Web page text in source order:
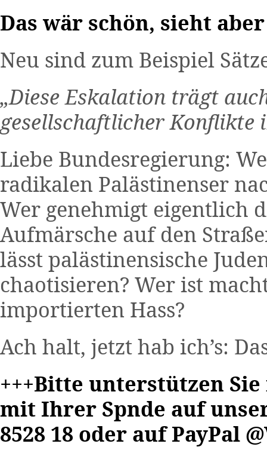
Das wär schön, sieht
Neu sind zum Beispiel
„Diese Eskalation trägt
gesellschaftlicher Konflikte
Liebe Bundesregierung:
radikalen Palästinenser
Wer genehmigt eigentlich
Aufmärsche auf den
lässt palästinensische
chaotisieren? Wer ist
importierten Hass?
Ach halt, jetzt hab ich’s:
+++Bitte unterstützen
mit Ihrer Spnde auf unser
8528 18 oder auf PayPal